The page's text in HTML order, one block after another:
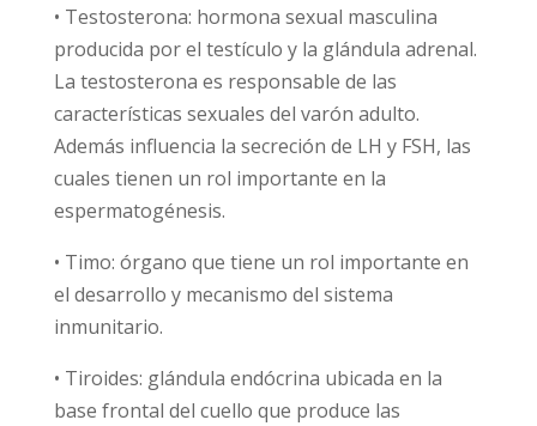
• Testosterona: hormona sexual masculina
producida por el testículo y la glándula adrenal.
La testosterona es responsable de las
características sexuales del varón adulto.
Además influencia la secreción de LH y FSH, las
cuales tienen un rol importante en la
espermatogénesis.
• Timo: órgano que tiene un rol importante en
el desarrollo y mecanismo del sistema
inmunitario.
• Tiroides: glándula endócrina ubicada en la
base frontal del cuello que produce las